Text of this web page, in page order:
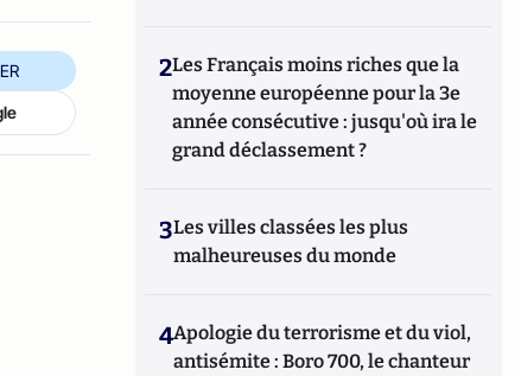
2Les Français moins riches que la
moyenne européenne pour la 3e
année consécutive : jusqu'où ira le
grand déclassement ?
3Les villes classées les plus
malheureuses du monde
4Apologie du terrorisme et du viol,
antisémite : Boro 700, le chanteur